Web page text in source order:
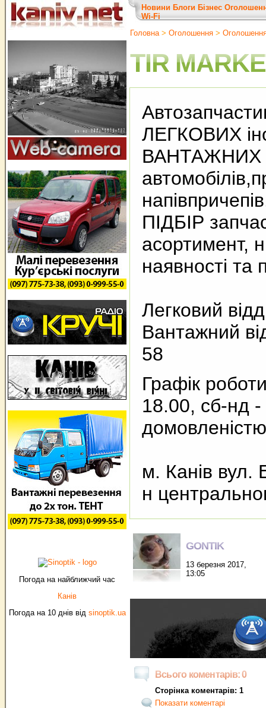
Погода на найближчий час
Канів
Погода на 10 днів від sinoptik.ua
Новини Блоги Бізнес
Wi-Fi
Головна> Оголошення >
TIR
ЛЕГКОВИХ
ВАНТАЖНИХ
ПІДБІР
асортимент,
наявності та
Легковий
Вантажний
58
Графік
18.00, сб-нд -
домовленістю
м. Канів вул.
н
GONTIK
13 березня 2017,
13:05
Всього коментарів: 0
Сторінка коментарів: 1
Показати коментарі